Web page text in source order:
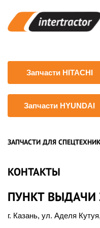
Запчасти HITACHI
Запчасти HYUNDAI
ЗАПЧАСТИ ДЛЯ
КОНТАКТЫ
ПУНКТ ВЫДАЧИ
г. Казань, ул. Аделя